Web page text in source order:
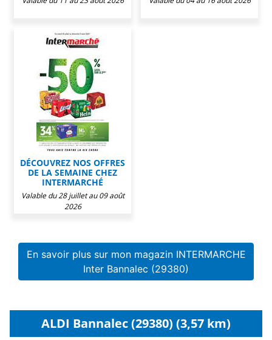
DÉCOUVREZ NOS OFFRES
DE LA SEMAINE CHEZ
INTERMARCHÉ
Valable du 28 juillet au 09 août
2026
En savoir plus sur mon magazin INTERMARCHE
Inter Bannalec (29380)
ALDI Bannalec (29380) (3,57 km)